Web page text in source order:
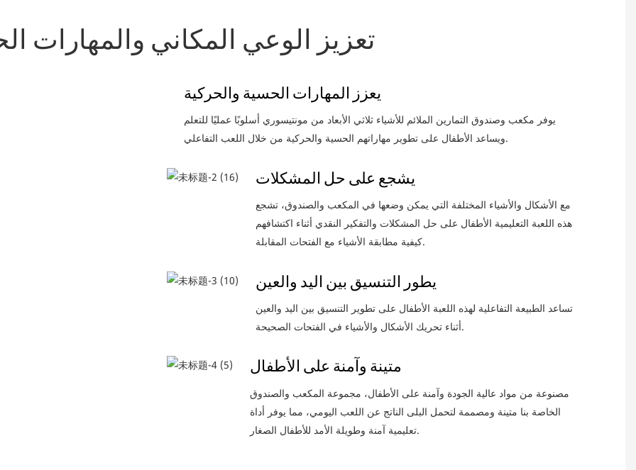
تعزيز الوعي المكاني والمهارات
يعزز المهارات الحسية والحركية
يوفر مكعب وصندوق التمارين الملائم للأشياء ثلاثي الأبعاد من مونتيسوري أسلوبًا عمليًا للتعلم
ويساعد الأطفال على تطوير مهاراتهم الحسية والحركية من خلال اللعب التفاعلي.
يشجع على حل المشكلات
مع الأشكال والأشياء المختلفة التي يمكن وضعها في المكعب والصندوق، تشجع
هذه اللعبة التعليمية الأطفال على حل المشكلات والتفكير النقدي أثناء اكتشافهم
كيفية مطابقة الأشياء مع الفتحات المقابلة.
يطور التنسيق بين اليد والعين
تساعد الطبيعة التفاعلية لهذه اللعبة الأطفال على تطوير التنسيق بين اليد والعين
أثناء تحريك الأشكال والأشياء في الفتحات الصحيحة.
متينة وآمنة على الأطفال
مصنوعة من مواد عالية الجودة وآمنة على الأطفال، مجموعة المكعب والصندوق
الخاصة بنا متينة ومصممة لتحمل البلى الناتج عن اللعب اليومي، مما يوفر أداة
تعليمية آمنة وطويلة الأمد للأطفال الصغار.